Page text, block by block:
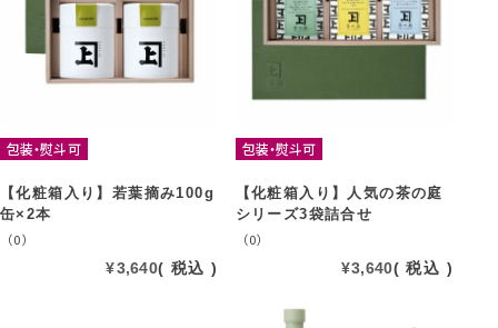
包装・熨斗可
【化粧箱入り】若葉摘み100g
缶×2本
（0）
¥3,640 税込
包装・熨斗可
【化粧箱入り】人気の茶の庭
シリーズ3袋詰合せ
（0）
¥3,640 税込